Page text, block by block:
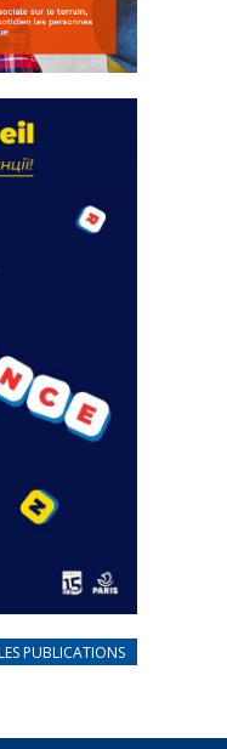
les réfugiés
PUBLICATIONS